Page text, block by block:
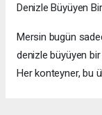
Denizle Büyüyen
Mersin bugün
denizle büyüyen bir
Her konteyner, bu